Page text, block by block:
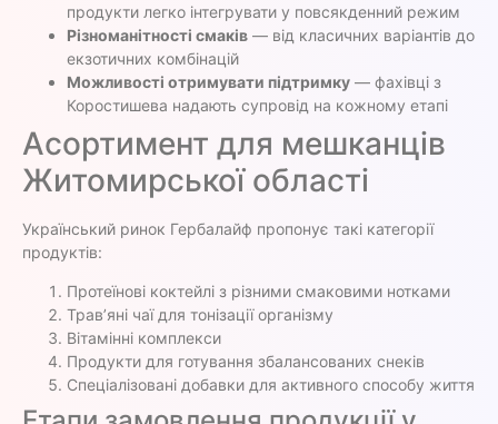
продукти легко інтегрувати у повсякденний режим
Різноманітності смаків — від класичних варіантів до
екзотичних комбінацій
Можливості отримувати підтримку — фахівці з
Коростишева надають супровід на кожному етапі
Асортимент для мешканців
Житомирської області
Український ринок Гербалайф пропонує такі категорії
продуктів:
Протеїнові коктейлі з різними смаковими нотками
Трав’яні чаї для тонізації організму
Вітамінні комплекси
Продукти для готування збалансованих снеків
Спеціалізовані добавки для активного способу життя